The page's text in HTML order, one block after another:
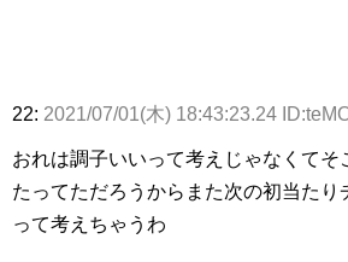
22: 2021/07/01(木) 18:43:23.24
おれは調子いいって考えじゃなくてそ
たってただろうからまた次の初当たり
って考えちゃうわ